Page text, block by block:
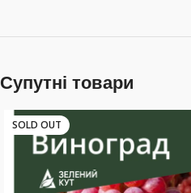
Супутні товари
SOLD OUT